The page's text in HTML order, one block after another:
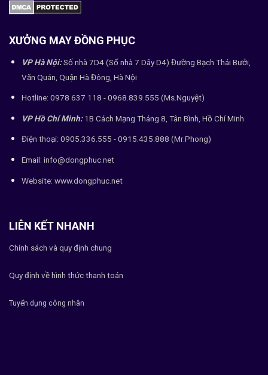
XƯỞNG MAY ĐỒNG PHỤC
VP Hà Nội:Số nhà 7D4 (Số nhà 7 Dãy D4) Đường Bạch Thái Bưởi,
Văn Quán, Quận Hà Đông, Hà Nội
Hotline: 0978 637 118 - 0968.839.555 (Ms.Nguyệt)
VP Hồ Chí Minh:1B Cách Mạng Tháng 8, Tân Bình, Hồ Chí Minh
Điện thoại: 0905.336.555 - 0915.435.888 (Mr.Phong)
Email: info@dongphuc.net
Website: www.dongphuc.net
LIÊN KẾT NHANH
Chính sách và quy định chung
Quy định về hình thức thanh toán
Tuyển dụng công nhân